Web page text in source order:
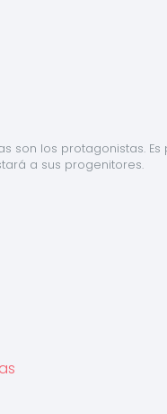
son los protagonistas.
a sus progenitores.